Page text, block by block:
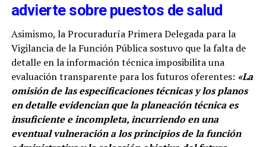
advierte sobre puestos de salud
Asimismo, la Procuraduría Primera Delegada para la
Vigilancia de la Función Pública sostuvo que la falta de
detalle en la información técnica imposibilita una
evaluación transparente para los futuros oferentes: «La
omisión de las especificaciones técnicas y los planos
en detalle evidencian que la planeación técnica es
insuficiente e incompleta, incurriendo en una
eventual vulneración a los principios de la función